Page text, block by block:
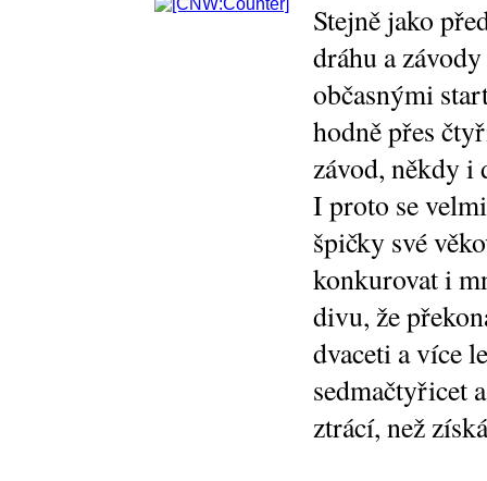
Stejně jako
dráhu a
občasnými
hodně přes
závod, někdy i
I proto se
špičky své
konkurovat i
divu, že
dvaceti a více
sedmačtyřicet
ztrácí, než